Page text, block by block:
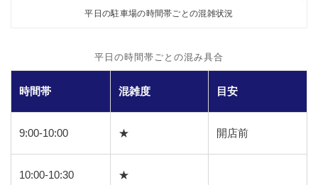
平日の駐車場の時間帯ごとの混雑状況
平日の時間帯ごとの混み具合
時間帯 混雑度 目安
9:00-10:00 ★ 開店前
10:00-10:30 ★